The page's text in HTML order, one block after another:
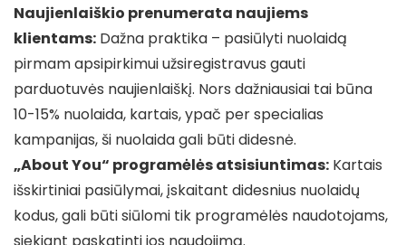
Naujienlaiškio prenumerata naujiems
klientams: Dažna praktika – pasiūlyti nuolaidą
pirmam apsipirkimui užsiregistravus gauti
parduotuvės naujienlaiškį. Nors dažniausiai tai būna
10-15% nuolaida, kartais, ypač per specialias
kampanijas, ši nuolaida gali būti didesnė.
„About You“ programėlės atsisiuntimas: Kartais
išskirtiniai pasiūlymai, įskaitant didesnius nuolaidų
kodus, gali būti siūlomi tik programėlės naudotojams,